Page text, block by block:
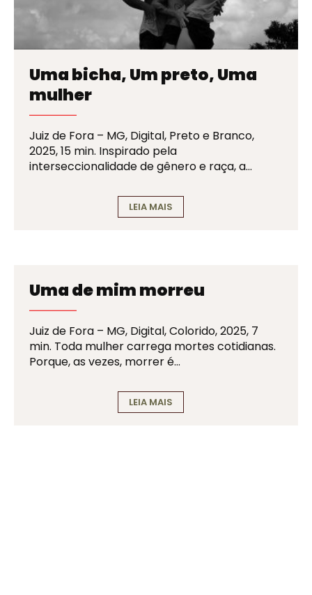
Uma bicha, Um preto, Uma
mulher
Juiz de Fora – MG, Digital, Preto e Branco,
2025, 15 min. Inspirado pela
interseccionalidade de gênero e raça, a…
LEIA MAIS
Uma de mim morreu
Juiz de Fora – MG, Digital, Colorido, 2025, 7
min. Toda mulher carrega mortes cotidianas.
Porque, as vezes, morrer é…
LEIA MAIS